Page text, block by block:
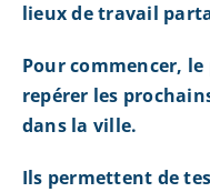
lieux de travail
Pour commencer,
repérer les
dans la ville.
Ils permettent de